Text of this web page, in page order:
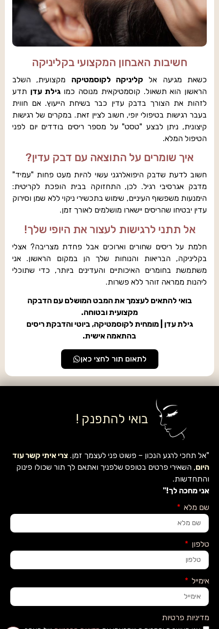
חשיבות האבחון המקצועי בקליניקה
כשאת מגיעה אל קליניקה לקוסמטיקה מקצועית, השלב
הראשון הוא תשאול. קוסמטיקאית מנוסה כמוגילת עדן תדע
לזהות את הצורך בדבק עדין כבר בשיחת הייעוץ. אם חווית
בעבר רגישות בטיפולי יופי, חשוב לציין זאת. במקרים של רגישות
קיצונית, ניתן לבצע "טסט" על מספר ריסים בודדים יום לפני
הטיפול המלא.
איך שומרים על התוצאה עם דבק עדין?
חשוב לדעת שדבק היפואלרגני עשוי להיות מעט פחות "עמיד"
מדבק אגרסיבי רגיל. לכן, התחזוקה בבית הופכת לקריטית:
הימנעות משפשוף העיניים, שימוש בתכשירי ניקוי ללא שמן וסירוק
עדין יבטיחו שהריסים יישארו מושלמים לאורך זמן.
אל תתני לרגישות לעצור את היופי שלך!
חלמת על ריסים שחורים וארוכים אבל פחדת מצריבה? אצלי
בקליניקה, הבריאות והנוחות שלך הן במקום הראשון. אני
משתמשת בחומרים האיכותיים והעדינים ביותר, כדי שתוכלי
ליהנות ממראה זוהר ללא פשרות.
בואי להתאים לעצמך את המבט המושלם עם הדבקה
מקצועית ובטוחה.
גילת עדן | מומחית לקוסמטיקה, ביוטי והדבקת ריסים
בהתאמה אישית.
לתאום תור לחצי כאן
בואי להתפנק !
"אל תחכי לרגע הנכון – פשוט פני לעצמך זמן. צרי איתי קשר עוד
היום, השאירי פרטים בטופס שלפניך ואתאם לך תור שכולו פינוק
והתחדשות.
אני מחכה לך!"
שם מלא
טלפון
אימייל
מדיניות פרטיות